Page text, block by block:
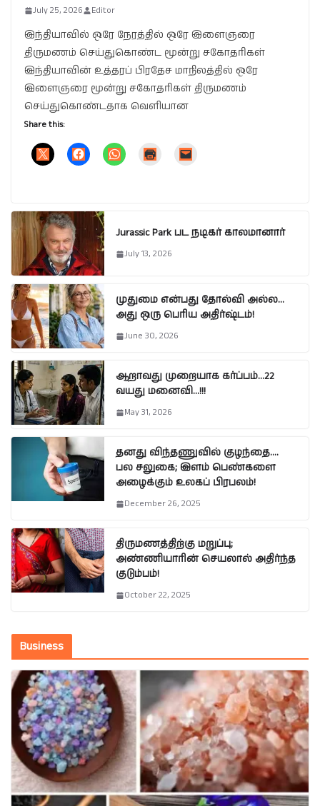
July 25, 2026 Editor
இந்தியாவில் ஒரே நேரத்தில் ஒரே இளைஞரை
திருமணம் செய்துகொண்ட மூன்று சகோதரிகள்
இந்தியாவின் உத்தரப் பிரதேச மாநிலத்தில் ஒரே
இளைஞரை மூன்று சகோதரிகள் திருமணம்
செய்துகொண்டதாக வெளியான
Share this:
Jurassic Park பட நடிகர் காலமானார்
July 13, 2026
முதுமை என்பது தோல்வி அல்ல…
அது ஒரு பெரிய அதிர்ஷ்டம்!
June 30, 2026
ஆறாவது முறையாக கர்ப்பம்…22
வயது மனைவி…!!!
May 31, 2026
தனது விந்தணுவில் குழந்தை….
பல சலுகை; இளம் பெண்களை
அழைக்கும் உலகப் பிரபலம்!
December 26, 2025
திருமணத்திற்கு மறுப்பு;
அண்ணியாரின் செயலால் அதிர்ந்த
குடும்பம்!
October 22, 2025
Business